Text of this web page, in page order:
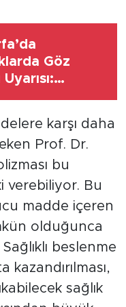
Göz
Uyarısı:
karşı daha
Prof. Dr.
bu
verebiliyor. Bu
madde içeren
olduğunca
Sağlıklı beslenme
kazandırılması,
sağlık